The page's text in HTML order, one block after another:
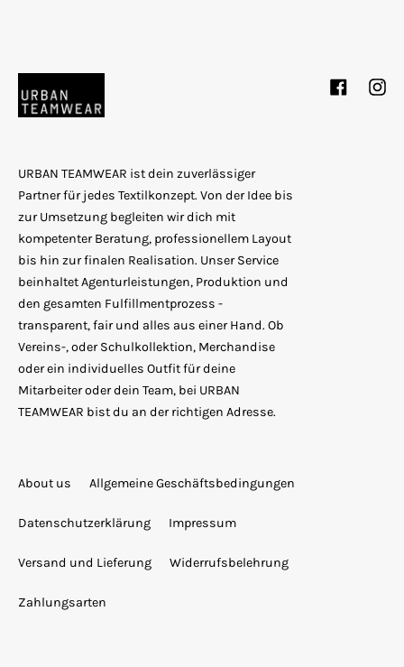
Facebook
URBAN TEAMWEAR ist dein zuverlässiger
Partner für jedes Textilkonzept. Von der Idee bis
zur Umsetzung begleiten wir dich mit
kompetenter Beratung, professionellem Layout
bis hin zur finalen Realisation. Unser Service
beinhaltet Agenturleistungen, Produktion und
den gesamten Fulfillmentprozess -
transparent, fair und alles aus einer Hand. Ob
Vereins-, oder Schulkollektion, Merchandise
oder ein individuelles Outfit für deine
Mitarbeiter oder dein Team, bei URBAN
TEAMWEAR bist du an der richtigen Adresse.
About us Allgemeine Geschäftsbedingungen
Datenschutzerklärung Impressum
Versand und Lieferung Widerrufsbelehrung
Zahlungsarten